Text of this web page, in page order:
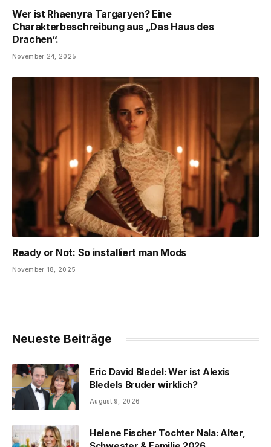
Wer ist Rhaenyra Targaryen? Eine
Charakterbeschreibung aus „Das Haus des
Drachen“.
November 24, 2025
Ready or Not: So installiert man Mods
November 18, 2025
Neueste Beiträge
Eric David Bledel: Wer ist Alexis
Bledels Bruder wirklich?
August 9, 2026
Helene Fischer Tochter Nala: Alter,